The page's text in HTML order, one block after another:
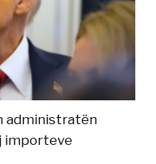
administratën
importeve